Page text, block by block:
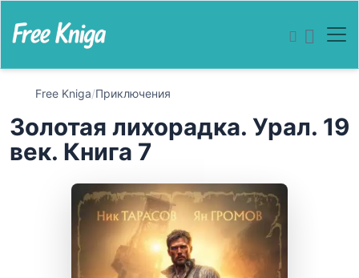
Free Kniga/Приключения
Золотая лихорадка. Урал. 19
век. Книга 7